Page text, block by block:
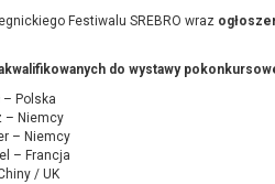
Festiwalu SREBRO wraz
do wystawy
– Polska
– Niemcy
– Niemcy
– Francja
/ UK